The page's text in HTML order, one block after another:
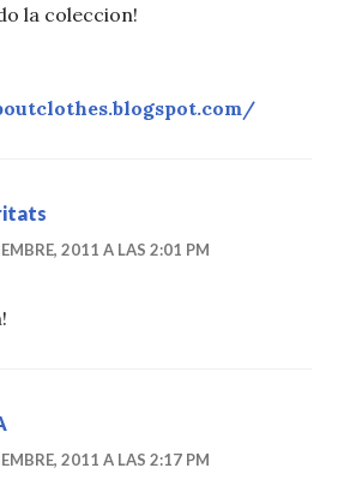
la coleccion!
2011 A LAS 2:01 PM
2011 A LAS 2:17 PM